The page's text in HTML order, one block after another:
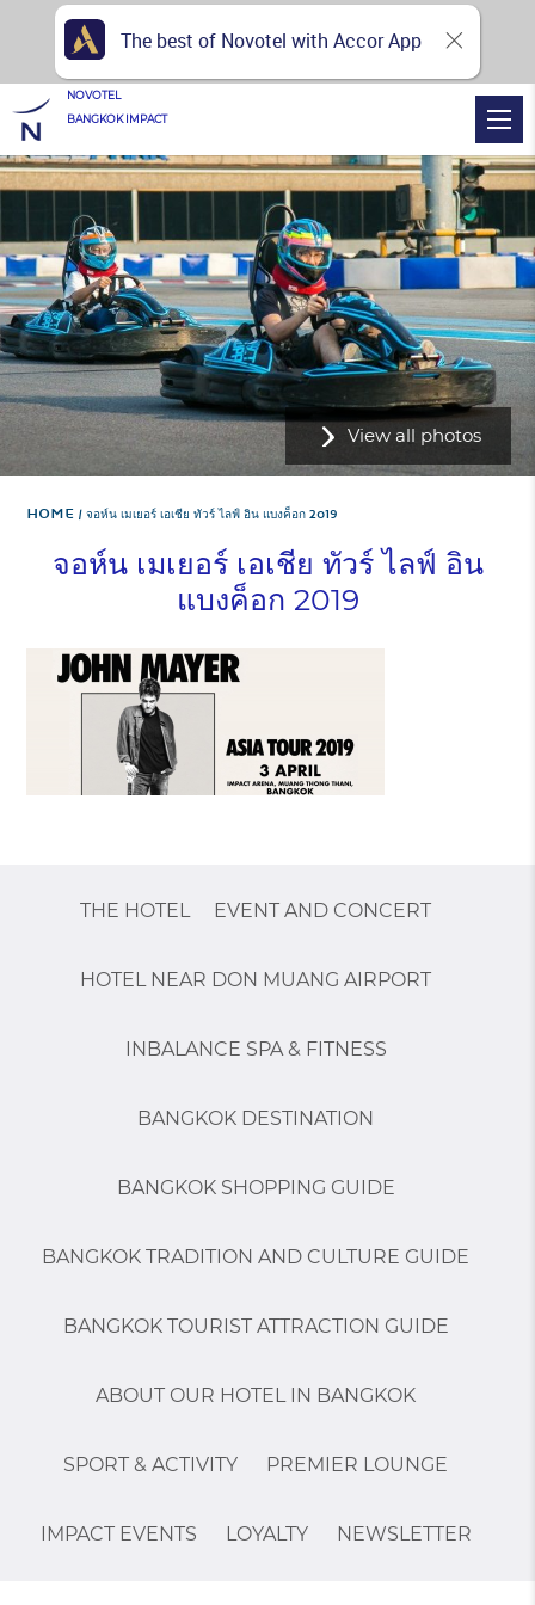
View all photos
Home จอห์น เมเยอร์ เอเชีย ทัวร์ ไลฟ์ อิน แบงค็อก 2019
จอห์น เมเยอร์ เอเชีย ทัวร์ ไลฟ์ อิน
แบงค็อก 2019
THE HOTEL EVENT AND CONCERT
HOTEL NEAR DON MUANG AIRPORT
INBALANCE SPA & FITNESS
BANGKOK DESTINATION
BANGKOK SHOPPING GUIDE
BANGKOK TRADITION AND CULTURE GUIDE
BANGKOK TOURIST ATTRACTION GUIDE
ABOUT OUR HOTEL IN BANGKOK
SPORT & ACTIVITY PREMIER LOUNGE
IMPACT EVENTS LOYALTY NEWSLETTER
NOVOTEL
BANGKOK IMPACT
The best of Novotel with Accor App